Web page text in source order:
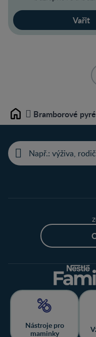
Vařit
Home Bramborové
Nástroje pro
maminky